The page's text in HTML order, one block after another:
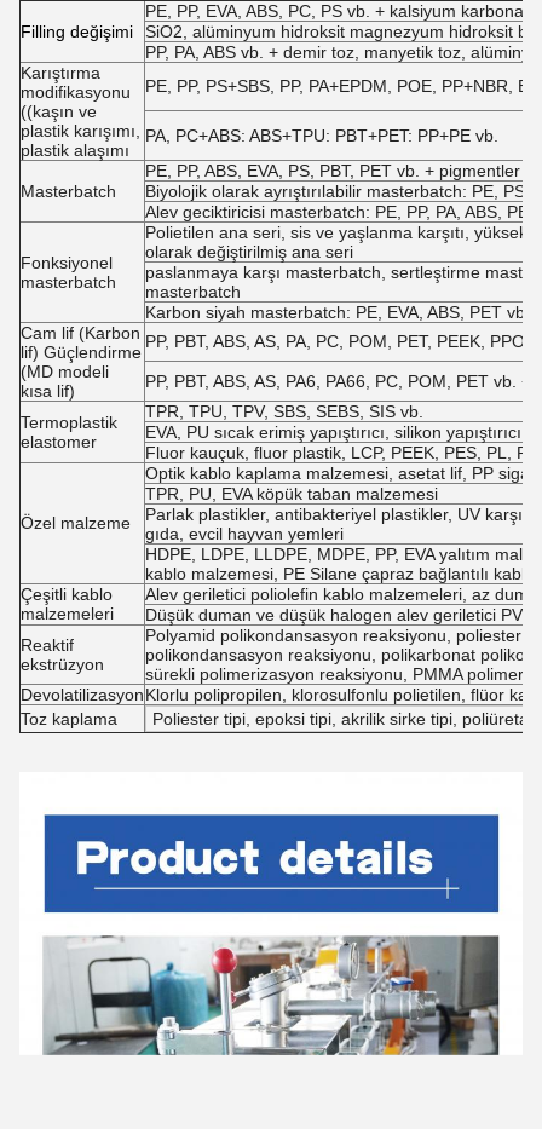
Filling değişimi
PE, PP, EVA, ABS, PC, PS vb. + kalsiyum
SiO2, alüminyum hidroksit magnezyum hidroksit
PP, PA, ABS vb. + demir toz, manyetik toz,
Karıştırma
modifikasyonu
((kaşın ve
plastik karışımı,
plastik alaşımı
PE, PP, PS+SBS, PP, PA+EPDM, POE, PP+NBR,
PA, PC+ABS: ABS+TPU: PBT+PET: PP+PE vb.
Masterbatch
PE, PP, ABS, EVA, PS, PBT, PET vb. + pigmentler
Biyolojik olarak ayrıştırılabilir masterbatch: PE, PS,
Alev geciktiricisi masterbatch: PE, PP, PA, ABS,
Fonksiyonel
masterbatch
Polietilen ana seri, sis ve yaşlanma karşıtı, yüksek
olarak değiştirilmiş ana seri
paslanmaya karşı masterbatch, sertleştirme
masterbatch
Karbon siyah masterbatch: PE, EVA, ABS, PET vb.
Cam lif (Karbon
lif) Güçlendirme
(MD modeli
kısa lif)
PP, PBT, ABS, AS, PA, PC, POM, PET, PEEK,
PP, PBT, ABS, AS, PA6, PA66, PC, POM, PET vb.
Termoplastik
elastomer
TPR, TPU, TPV, SBS, SEBS, SIS vb.
EVA, PU sıcak erimiş yapıştırıcı, silikon
Fluor kauçuk, fluor plastik, LCP, PEEK, PES, PL,
Özel malzeme
Optik kablo kaplama malzemesi, asetat lif, PP
TPR, PU, EVA köpük taban malzemesi
Parlak plastikler, antibakteriyel plastikler, UV
gıda, evcil hayvan yemleri
HDPE, LDPE, LLDPE, MDPE, PP, EVA yalıtım
kablo malzemesi, PE Silane çapraz bağlantılı kablo
Çeşitli kablo
malzemeleri
Alev geriletici poliolefin kablo malzemeleri, az
Düşük duman ve düşük halogen alev geriletici PVC
Reaktif
ekstrüzyon
Polyamid polikondansasyon reaksiyonu, poliester
polikondansasyon reaksiyonu, polikarbonat
sürekli polimerizasyon reaksiyonu, PMMA
DevolatilizasyonKlorlu polipropilen, klorosulfonlu polietilen, flüor
Toz kaplama
Poliester tipi, epoksi tipi, akrilik sirke tipi,